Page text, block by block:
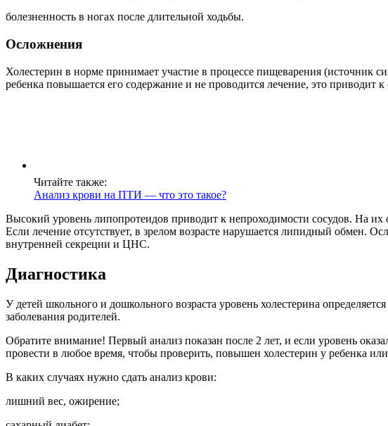
болезненность в ногах после длительной ходьбы.
Осложнения
Холестерин в норме принимает участие в процессе пищеварения (источник
ребенка повышается его содержание и не проводится лечение, это
Читайте также:
Анализ крови на ПТИ — что это такое?
Высокий уровень липопротеидов приводит к непроходимости сосудов. На их
Если лечение отсутствует, в зрелом возрасте нарушается липидный обмен.
внутренней секреции и ЦНС.
Диагностика
У детей школьного и дошкольного возраста уровень холестерина
заболевания родителей.
Обратите внимание! Первый анализ показан после 2 лет, и если уровень
провести в любое время, чтобы проверить, повышен холестерин у ребенка
В каких случаях нужно сдать анализ крови:
лишний вес, ожирение;